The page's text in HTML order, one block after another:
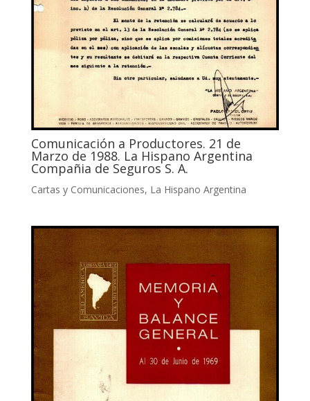
Comunicación a Productores. 21 de
Marzo de 1988. La Hispano Argentina
Compañia de Seguros S. A.
Cartas y Comunicaciones, La Hispano Argentina